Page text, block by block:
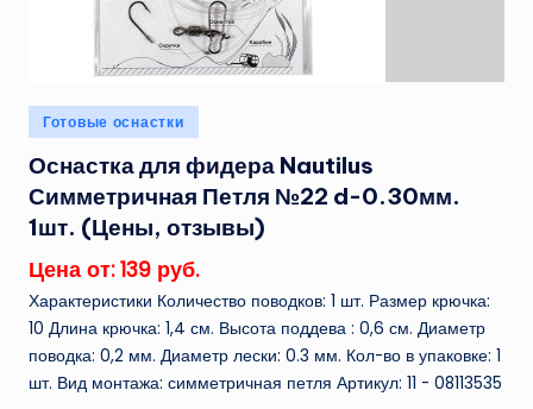
Опубликовано
в
Готовые оснастки
Оснастка для фидера Nautilus
Симметричная Петля №22 d-0.30мм.
1шт. (Цены, отзывы)
Цена от: 139 руб.
Характеристики Количество поводков: 1 шт. Размер крючка:
10 Длина крючка: 1,4 см. Высота поддева : 0,6 см. Диаметр
поводка: 0,2 мм. Диаметр лески: 0.3 мм. Кол-во в упаковке: 1
шт. Вид монтажа: симметричная петля Артикул: 11 - 08113535